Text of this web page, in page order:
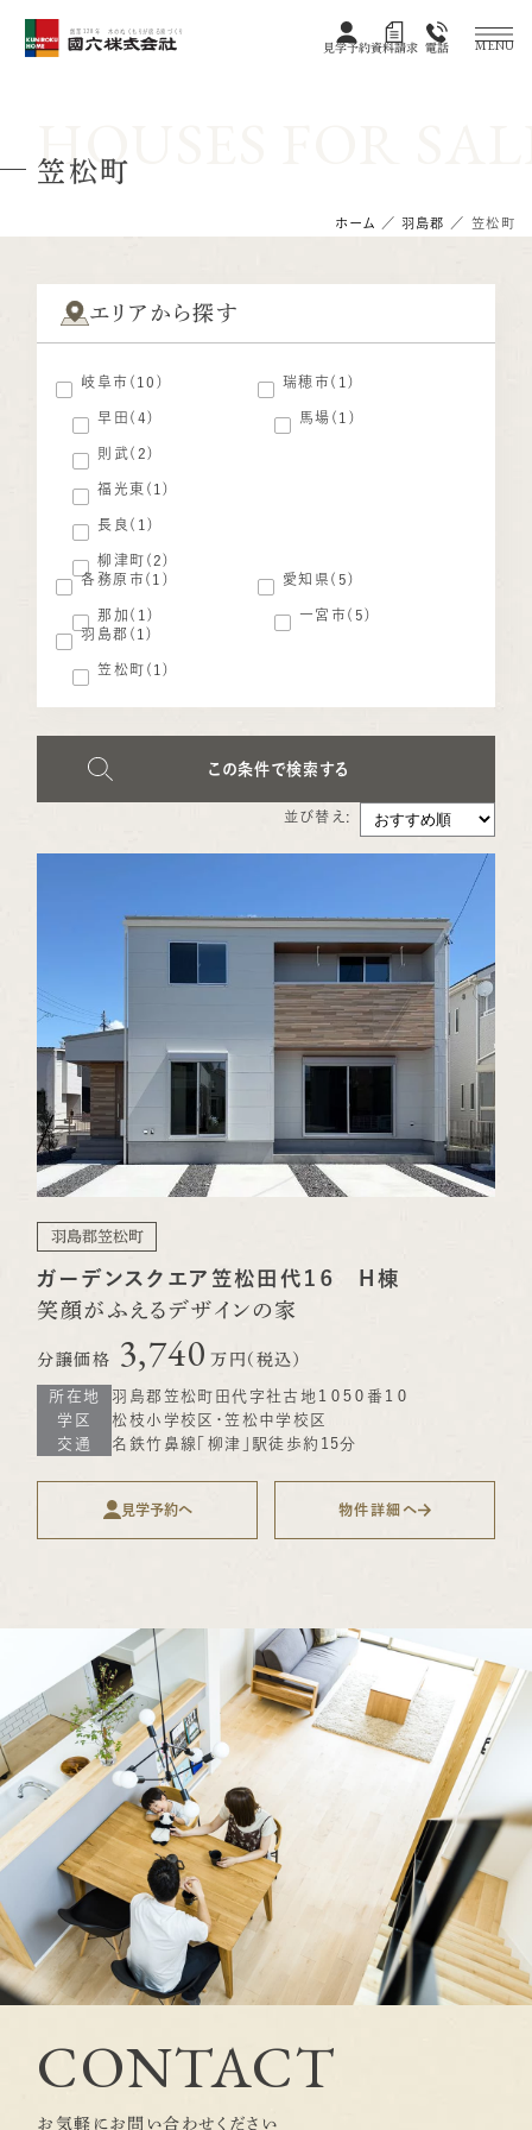
創業128年 木のぬくもりが宿る家づくり
見学予約資料請求 電話 MENU
笠松町
HOUSES FOR
ホーム ／ 羽島郡 ／ 笠松町
エリアから探す
岐阜市(10)
早田(4)
則武(2)
福光東(1)
長良(1)
柳津町(2)
瑞穂市(1)
馬場(1)
各務原市(1)
那加(1)
愛知県(5)
一宮市(5)
羽島郡(1)
笠松町(1)
この条件で検索する
並び替え:
羽島郡笠松町
ガーデンスクエア笠松田代１６ Ｈ棟
笑顔がふえるデザインの家
分譲価格 3,740 万円（税込）
所在地
羽島郡笠松町田代字社古地１０５０番１０
学区
松枝小学校区・笠松中学校区
交通
名鉄竹鼻線「柳津」駅徒歩約15分
見学予約へ 物件詳細へ
CONTACT
お気軽にお問い合わせください